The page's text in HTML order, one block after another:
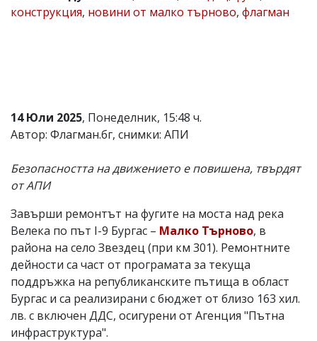
Коментарите
редакцията
не
носи
за
тях!
Ако
обиден
за
вас
коментар,
моля
сигнализирайте
ни!
конструкция, новини от малко търново, флагман
14 Юли 2025, Понеделник, 15:48 ч.
Автор: Флагман.бг, снимки: АПИ
Безопасността на движението е повишена, твърдят
от АПИ
Завърши ремонтът на фугите на моста над река
Велека по път I-9 Бургас – Малко Търново, в
района на село Звездец (при км 301). Ремонтните
дейности са част от програмата за текуща
поддръжка на републиканските пътища в област
Бургас и са реализирани с бюджет от близо 163 хил.
лв. с включен ДДС, осигурени от Агенция "Пътна
инфраструктура".